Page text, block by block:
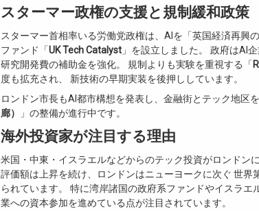
スターマー政権の支援と規制緩和政策
スターマー首相率いる労働党政権は、AIを「英国経済再興
ファンド「UK Tech Catalyst 」を設立しました。 政府はAI
研究開発費の補助金を強化。 規制よりも実験を重視する「
度も拡充され、 新技術の早期実装を後押ししています。
ロンドン市長もAI都市構想を発表し、金融街とテック地区
廊）
」の整備が進行中です。
海外投資家が注目する理由
米国・中東・イスラエルなどからのテック投資がロンドン
評価額は上昇を続け、ロンドンはニューヨークに次ぐ 世界
られています。 特に湾岸諸国の政府系ファンドやイスラエ
業への資本参加を進めている点が注目されています。